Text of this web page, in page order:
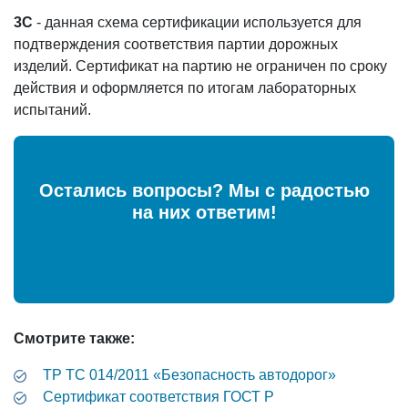
3С - данная схема сертификации используется для
подтверждения соответствия партии дорожных
изделий. Сертификат на партию не ограничен по сроку
действия и оформляется по итогам лабораторных
испытаний.
Остались вопросы? Мы с радостью
на них ответим!
Смотрите также:
ТР ТС 014/2011 «Безопасность автодорог»
Cертификат соответствия ГОСТ Р